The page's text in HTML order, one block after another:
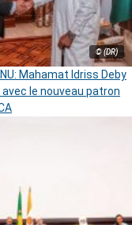
© (DR)
Mahamat Idriss Deby
le nouveau patron